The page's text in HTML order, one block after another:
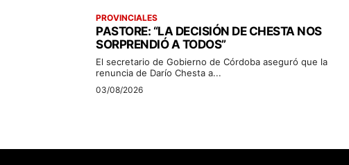
PROVINCIALES
PASTORE: “LA DECISIÓN DE CHESTA NOS
SORPRENDIÓ A TODOS”
El secretario de Gobierno de Córdoba aseguró que la
renuncia de Darío Chesta a...
03/08/2026